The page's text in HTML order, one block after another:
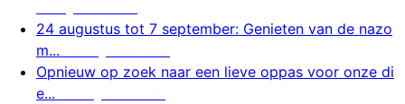
24 augustus tot 7 september: Genieten van de nazo
m...
Opnieuw op zoek naar een lieve oppas voor onze di
e...